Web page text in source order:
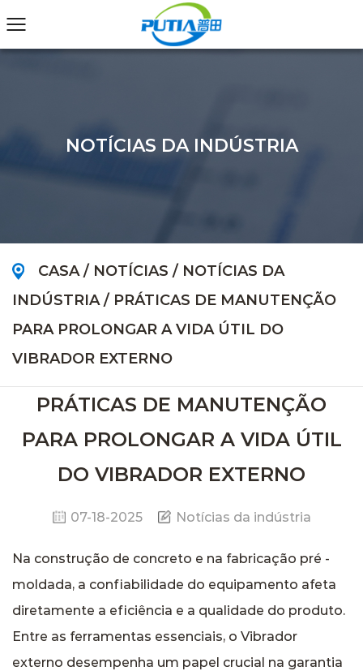
NOTÍCIAS DA INDÚSTRIA
CASA/ NOTÍCIAS / NOTÍCIAS DA
INDÚSTRIA/ PRÁTICAS DE MANUTENÇÃO
PARA PROLONGAR A VIDA ÚTIL DO
VIBRADOR EXTERNO
PRÁTICAS DE MANUTENÇÃO
PARA PROLONGAR A VIDA ÚTIL
DO VIBRADOR EXTERNO
07-18-2025 Notícias da indústria
Na construção de concreto e na fabricação pré -
moldada, a confiabilidade do equipamento afeta
diretamente a eficiência e a qualidade do produto.
Entre as ferramentas essenciais, o Vibrador
externo desempenha um papel crucial na garantia